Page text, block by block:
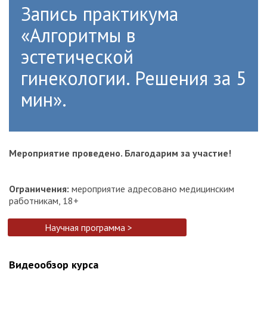
Запись практикума
«Алгоритмы в
эстетической
гинекологии. Решения за 5
мин».
Мероприятие проведено. Благодарим за участие!
Ограничения: мероприятие адресовано медицинским
работникам, 18+
Научная программа >
Видеообзор курса